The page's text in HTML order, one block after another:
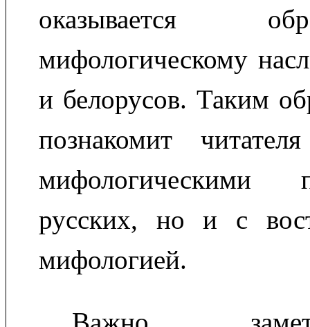
оказывается
мифологическому
и белорусов. Таким
познакомит
мифологическими
русских, но и с
мифологией.